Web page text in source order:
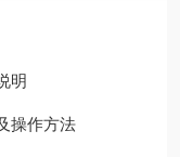
明
操作方法